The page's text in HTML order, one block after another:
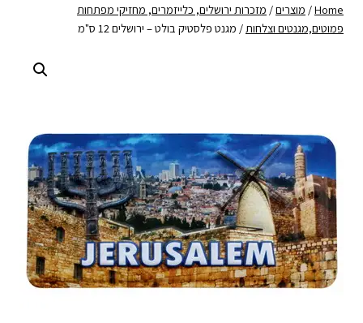
Home
/ מוצרים/ מזכרות ירושלים, כלייזמרים, מחזיקי מפתחות
פמוטים,מגנטים וצלחות / מגנט פלסטיק בולט – ירושלים 12 ס"מ